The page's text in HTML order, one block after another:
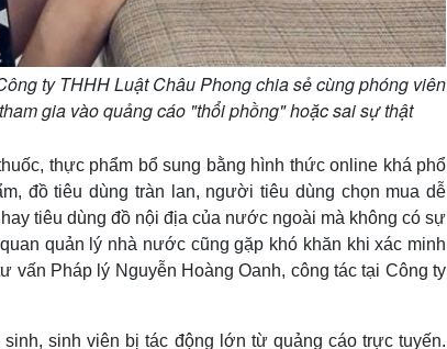
ty THHH Luật Châu Phong chia sẻ cùng phóng viên
gia vào quảng cáo "thổi phồng" hoặc sai sự thật
thực phẩm bổ sung bằng hình thức online khá phổ
đồ tiêu dùng tràn lan, người tiêu dùng chọn mua dễ
tiêu dùng đồ nội địa của nước ngoài mà không có sự
quản lý nhà nước cũng gặp khó khăn khi xác minh
vấn Pháp lý Nguyễn Hoàng Oanh, công tác tại Công ty
sinh viên bị tác động lớn từ quảng cáo trực tuyến.